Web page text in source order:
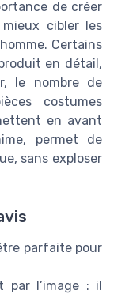
de créer
cibler les
Certains
en détail,
le nombre de
costumes
en avant
permet de
sans exploser
parfaite pour
par l’image : il